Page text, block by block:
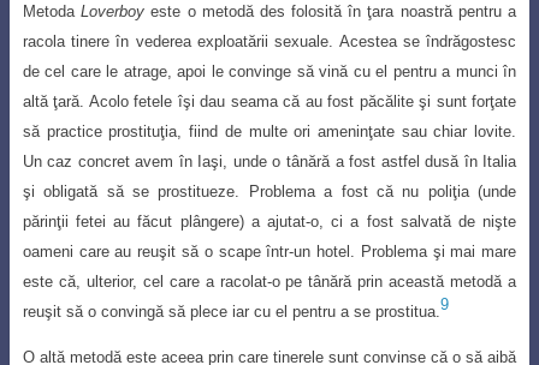
MetodaLoverboy este o metodă des folosită în ţara noastră pentru a
racola tinere în vederea exploatării sexuale. Acestea se îndrăgostesc
de cel care le atrage, apoi le convinge să vină cu el pentru a munci în
altă ţară. Acolo fetele îşi dau seama că au fost păcălite şi sunt forţate
să practice prostituţia, fiind de multe ori ameninţate sau chiar lovite.
Un caz concret avem în Iaşi, unde o tânără a fost astfel dusă în Italia
şi obligată să se prostitueze. Problema a fost că nu poliţia (unde
părinţii fetei au făcut plângere) a ajutat-o, ci a fost salvată de nişte
oameni care au reuşit să o scape într-un hotel. Problema şi mai mare
este că, ulterior, cel care a racolat-o pe tânără prin această metodă a
reuşit să o convingă să plece iar cu el pentru a se prostitua. 9
O altă metodă este aceea prin care tinerele sunt convinse că o să aibă